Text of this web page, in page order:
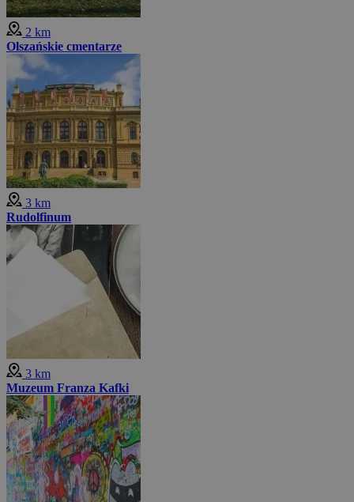
2 km
Olszańskie cmentarze
3 km
Rudolfinum
3 km
Muzeum Franza Kafki